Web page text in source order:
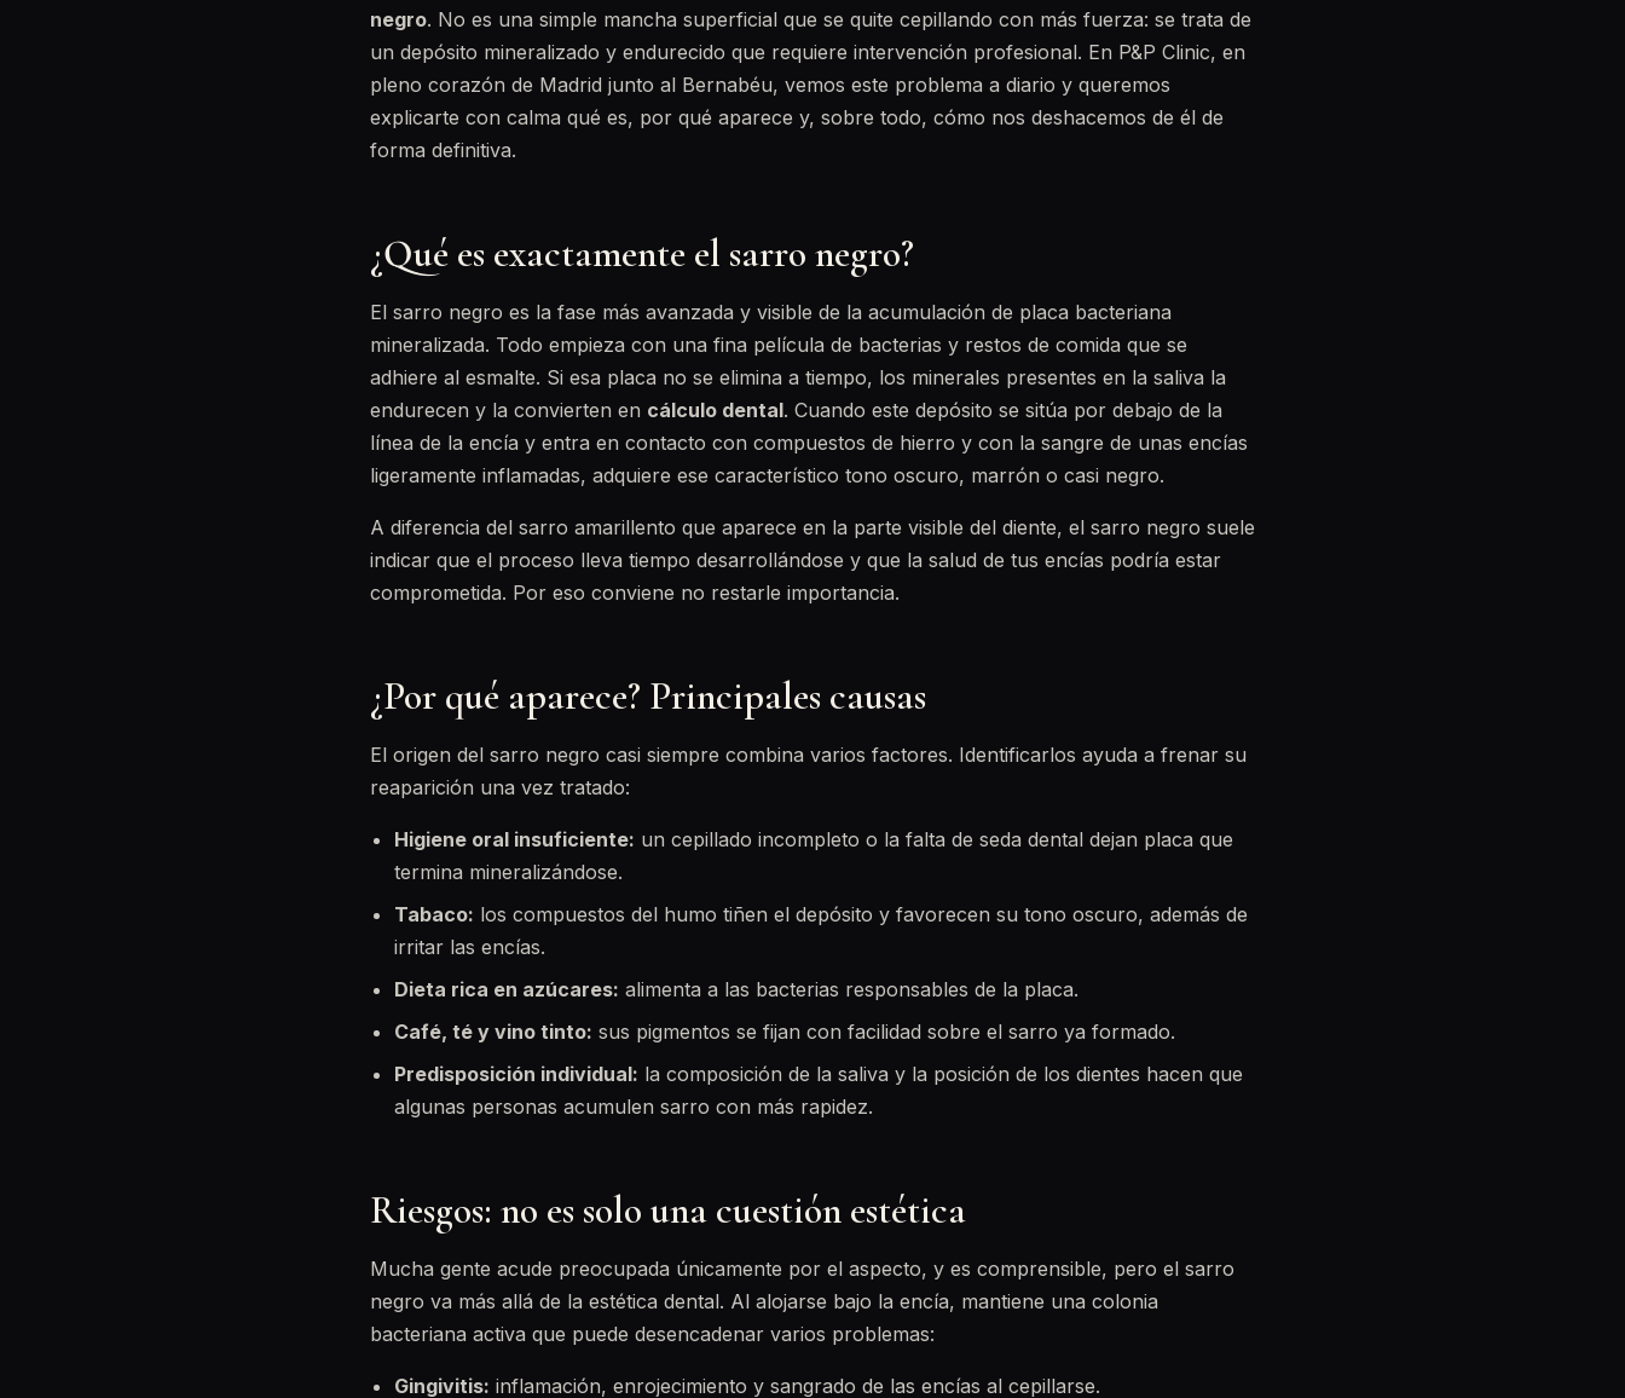
negro. No es una simple mancha superficial que se quite cepillando con más fuerza: se trata de
un depósito mineralizado y endurecido que requiere intervención profesional. En P&P Clinic, en
pleno corazón de Madrid junto al Bernabéu, vemos este problema a diario y queremos
explicarte con calma qué es, por qué aparece y, sobre todo, cómo nos deshacemos de él de
forma definitiva.
¿Qué es exactamente el sarro negro?
El sarro negro es la fase más avanzada y visible de la acumulación de placa bacteriana
mineralizada. Todo empieza con una fina película de bacterias y restos de comida que se
adhiere al esmalte. Si esa placa no se elimina a tiempo, los minerales presentes en la saliva la
endurecen y la convierten en cálculo dental. Cuando este depósito se sitúa por debajo de la
línea de la encía y entra en contacto con compuestos de hierro y con la sangre de unas encías
ligeramente inflamadas, adquiere ese característico tono oscuro, marrón o casi negro.
A diferencia del sarro amarillento que aparece en la parte visible del diente, el sarro negro suele
indicar que el proceso lleva tiempo desarrollándose y que la salud de tus encías podría estar
comprometida. Por eso conviene no restarle importancia.
¿Por qué aparece? Principales causas
El origen del sarro negro casi siempre combina varios factores. Identificarlos ayuda a frenar su
reaparición una vez tratado:
Higiene oral insuficiente: un cepillado incompleto o la falta de seda dental dejan placa que
termina mineralizándose.
Tabaco: los compuestos del humo tiñen el depósito y favorecen su tono oscuro, además de
irritar las encías.
Dieta rica en azúcares: alimenta a las bacterias responsables de la placa.
Café, té y vino tinto: sus pigmentos se fijan con facilidad sobre el sarro ya formado.
Predisposición individual: la composición de la saliva y la posición de los dientes hacen que
algunas personas acumulen sarro con más rapidez.
Riesgos: no es solo una cuestión estética
Mucha gente acude preocupada únicamente por el aspecto, y es comprensible, pero el sarro
negro va más allá de la estética dental. Al alojarse bajo la encía, mantiene una colonia
bacteriana activa que puede desencadenar varios problemas:
Gingivitis: inflamación, enrojecimiento y sangrado de las encías al cepillarse.